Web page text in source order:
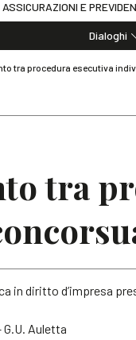
ASSICURAZIONI E
Dialoghi
tra procedura esecutiva
tra
in diritto d’impresa
G.U. Auletta